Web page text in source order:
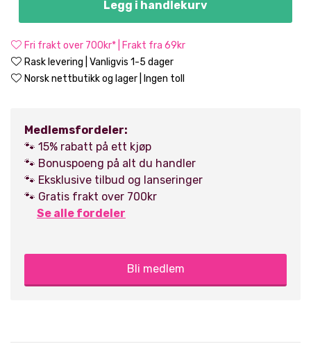
Legg i handlekurv
Fri frakt over 700kr* | Frakt fra 69kr
Rask levering | Vanligvis 1-5 dager
Norsk nettbutikk og lager | Ingen toll
Medlemsfordeler:
🐾 15% rabatt på ett kjøp
🐾 Bonuspoeng på alt du handler
🐾 Eksklusive tilbud og lanseringer
🐾 Gratis frakt over 700kr
Se alle fordeler
Bli medlem